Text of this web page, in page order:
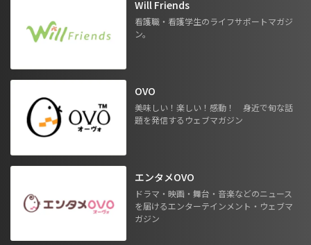
Will Friends
看護職・看護学生のライフサポートマガジ
ン。
OVO
美味しい！楽しい！感動！ 身近で旬な話
題を発信するウェブマガジン
エンタメOVO
ドラマ・映画・舞台・音楽などのニュース
を届けるエンターテインメント・ウェブマ
ガジン